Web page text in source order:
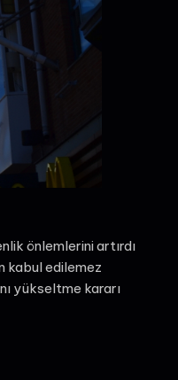
önlemlerini artırdı
kabul edilemez
yükseltme kararı